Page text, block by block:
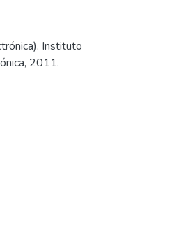
Instituto
2011.